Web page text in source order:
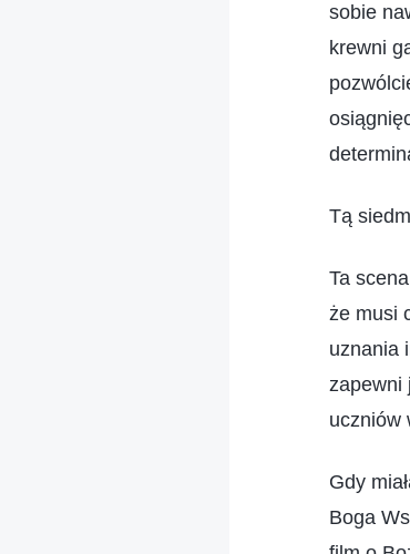
sobie
krewni
Tą
Ta
że musi
uznania
zapewni
uczniów
Gdy
Boga